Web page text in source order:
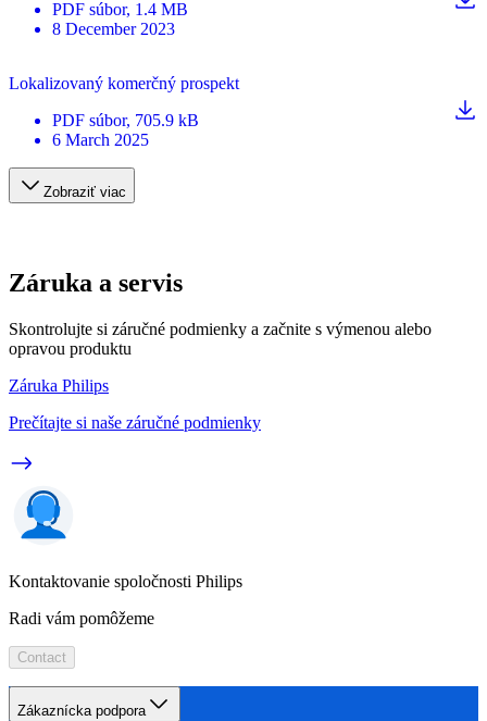
PDF súbor, 1.4 MB
8 December 2023
Lokalizovaný komerčný prospekt
PDF súbor, 705.9 kB
6 March 2025
Zobraziť viac
Záruka a servis
Skontrolujte si záručné podmienky a začnite s výmenou alebo
opravou produktu
Záruka Philips
Prečítajte si naše záručné podmienky
Kontaktovanie spoločnosti Philips
Radi vám pomôžeme
Contact
Zákaznícka podpora